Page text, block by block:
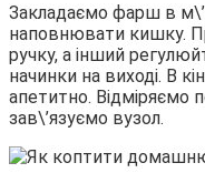
Закладаємо фарш в
наповнювати кишку.
ручку, а інший
начинки на виході. В
апетитно. Відміряємо
зав\’язуємо вузол.